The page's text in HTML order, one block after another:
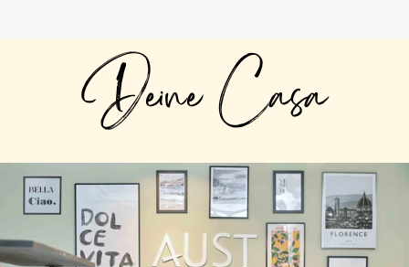
Deine Casa